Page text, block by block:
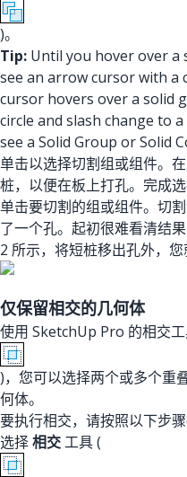
)。
Tip: Until you hover over
see an arrow cursor with a
cursor hovers over a solid
circle and slash change to
see a Solid Group or Solid
单击以选择切割组或组件。
桩，以便在板上打孔。完成
单击要切割的组或组件。切
了一个孔。起初很难看清结
2 所示，将短桩移出孔外，您
仅保留相交的几何体
使用 SketchUp Pro 的相交
)，您可以选择两个或多个重
何体。
要执行相交，请按照以下步骤
选择相交工具 (